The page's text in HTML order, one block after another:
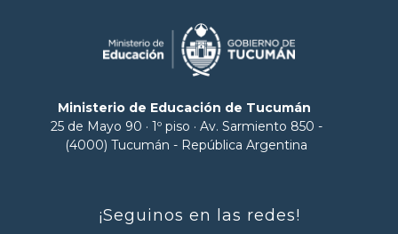
Ministerio de Educación de Tucumán
25 de Mayo 90 · 1º piso · Av. Sarmiento 850 -
(4000) Tucumán - República Argentina
¡Seguinos en las redes!